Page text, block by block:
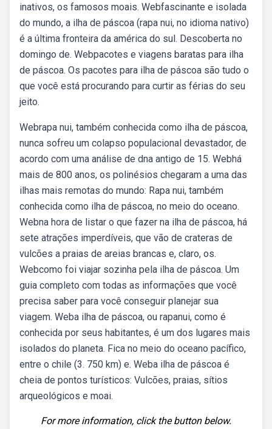
inativos, os famosos moais. Webfascinante e isolada
do mundo, a ilha de páscoa (rapa nui, no idioma nativo)
é a última fronteira da américa do sul. Descoberta no
domingo de. Webpacotes e viagens baratas para ilha
de páscoa. Os pacotes para ilha de páscoa são tudo o
que você está procurando para curtir as férias do seu
jeito.
Webrapa nui, também conhecida como ilha de páscoa,
nunca sofreu um colapso populacional devastador, de
acordo com uma análise de dna antigo de 15. Webhá
mais de 800 anos, os polinésios chegaram a uma das
ilhas mais remotas do mundo: Rapa nui, também
conhecida como ilha de páscoa, no meio do oceano.
Webna hora de listar o que fazer na ilha de páscoa, há
sete atrações imperdíveis, que vão de crateras de
vulcões a praias de areias brancas e, claro, os.
Webcomo foi viajar sozinha pela ilha de páscoa. Um
guia completo com todas as informações que você
precisa saber para você conseguir planejar sua
viagem. Weba ilha de páscoa, ou rapanui, como é
conhecida por seus habitantes, é um dos lugares mais
isolados do planeta. Fica no meio do oceano pacífico,
entre o chile (3. 750 km) e. Weba ilha de páscoa é
cheia de pontos turísticos: Vulcões, praias, sítios
arqueológicos e moai.
For more information, click the button below.